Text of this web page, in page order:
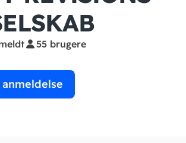
55 brugere